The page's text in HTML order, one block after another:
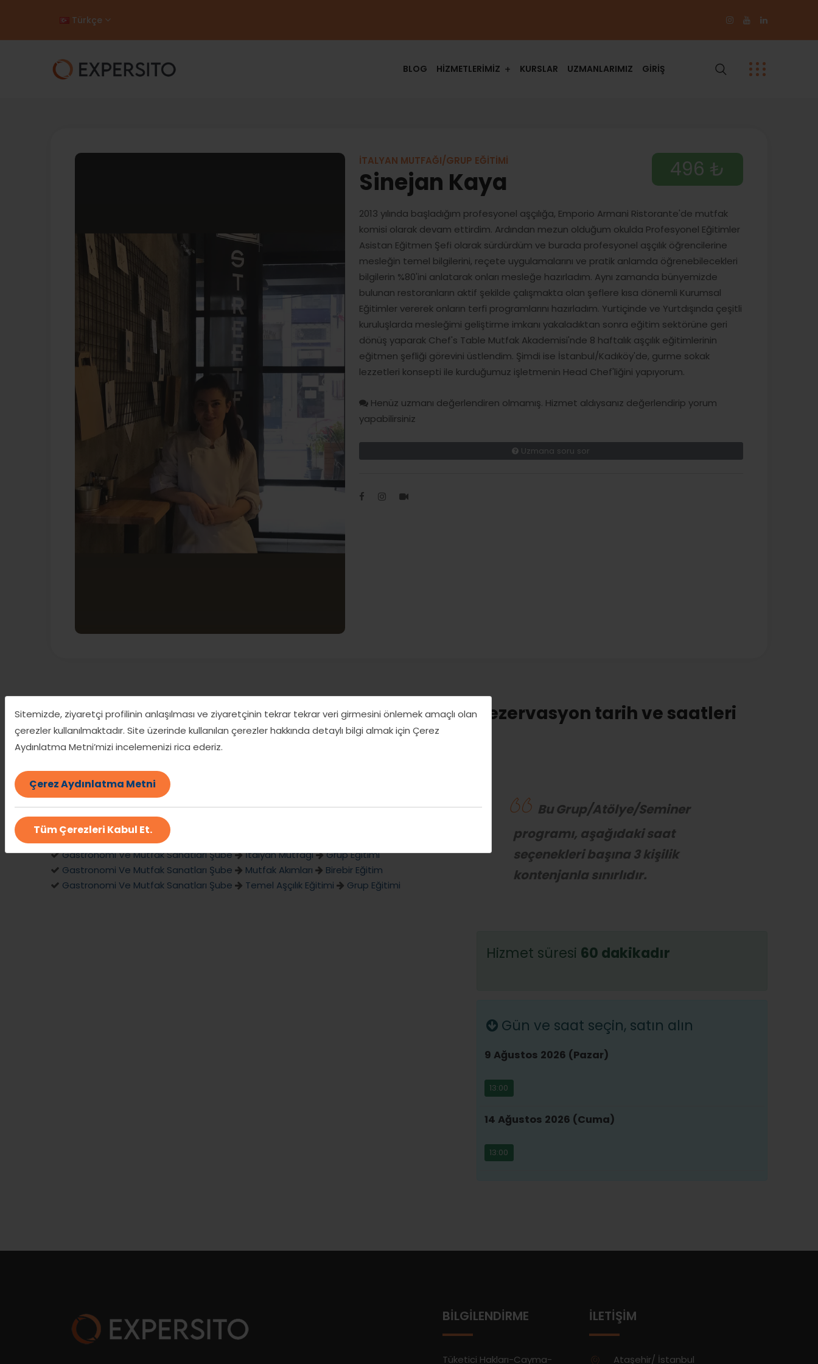
Sitemizde, ziyaretçi profilinin anlaşılması ve ziyaretçinin tekrar tekrar veri girmesini önlemek amaçlı olan
çerezler kullanılmaktadır. Site üzerinde kullanılan çerezler hakkında detaylı bilgi almak için Çerez
Aydınlatma Metni’mizi incelemenizi rica ederiz.
Çerez Aydınlatma Metni
Tüm Çerezleri Kabul Et.
Türkçe
BLOG HİZMETLERİMİZ KURSLAR UZMANLARIMIZ GİRİŞ
İTALYAN MUTFAĞI/GRUP EĞİTİMİ
Sinejan Kaya 496 ₺
2013 yılında başladığım profesyonel aşçılığa, Emporio Armani Ristorante'de mutfak
komisi olarak devam ettirdim. Ardından mezun olduğum okulda Profesyonel Eğitimler
Asistan Eğitmen Şefi olarak sürdürdüm ve burada profesyonel aşçılık öğrencilerine
mesleğin temel bilgilerini, reçete uygulamalarını ve pratik anlamda öğrenebilecekleri
bilgilerin %80'ini anlatarak onları mesleğe hazırladım. Aynı zamanda bünyemizde
bulunan restoranların aktif şekilde çalışmakta olan şeflere kısa dönemli Kurumsal
Eğitimler vererek onların terfi programlarını hazırladım. Yurtiçinde ve Yurtdışında çeşitli
kuruluşlarda mesleğimi geliştirme imkanı yakaladıktan sonra eğitim sektörüne geri
dönüş yaparak Chef's Table Mutfak Akademisi'nde 8 haftalık aşçılık eğitimlerinin
eğitmen şefliği görevini üstlendim. Şimdi ise İstanbul/Kadıköy'de, gurme sokak
lezzetleri konsepti ile kurduğumuz işletmenin Head Chef'liğini yapıyorum.
Henüz uzmanı değerlendiren olmamış. Hizmet aldıysanız değerlendirip yorum
yapabilirsiniz
Uzmana soru sor
Hizmetin türü
Dünya üzerindeki en yaygın mutfaklardan biri olan İtalyan mutfağının tüm inceliklerini,
Uzmanlık alanları
Gastronomi Ve Mutfak Sanatları Şube
Gastronomi Ve Mutfak Sanatları Şube
İtalyan Mutfağı
Grup Eğitimi
Gastronomi Ve Mutfak Sanatları Şube
Mutfak Akımları
Birebir Eğitim
Gastronomi Ve Mutfak Sanatları Şube
Temel Aşçılık Eğitimi Grup Eğitimi
Rezervasyon tarih ve saatleri
Bu Grup/Atölye/Seminer
programı, aşağıdaki saat
seçenekleri başına 3 kişilik
kontenjanla sınırlıdır.
Hizmet süresi 60 dakikadır
Gün ve saat seçin, satın alın
9 Ağustos 2026 (Pazar)
13:00
14 Ağustos 2026 (Cuma)
13:00
BILGILENDIRME
Tüketici Hakları-Cayma-
İLETIŞIM
Ataşehir/ İstanbul